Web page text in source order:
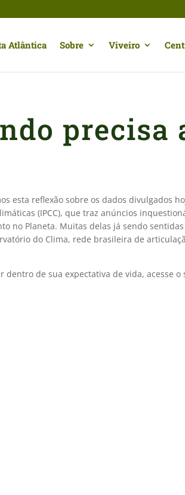
Atlântica Sobre Viveiro
precisa
esta reflexão sobre os dados divulgados
(IPCC), que traz anúncios
no Planeta. Muitas delas já sendo
do Clima, rede brasileira de
de sua expectativa de vida, acesse o